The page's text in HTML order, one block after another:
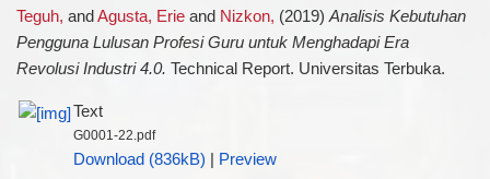
Teguh, and Agusta, Erieand Nizkon, (2019)Analisis Kebutuhan
Pengguna Lulusan Profesi Guru untuk Menghadapi Era
Revolusi Industri 4.0. Technical Report. Universitas Terbuka.
Text
G0001-22.pdf
Download (836kB) Preview